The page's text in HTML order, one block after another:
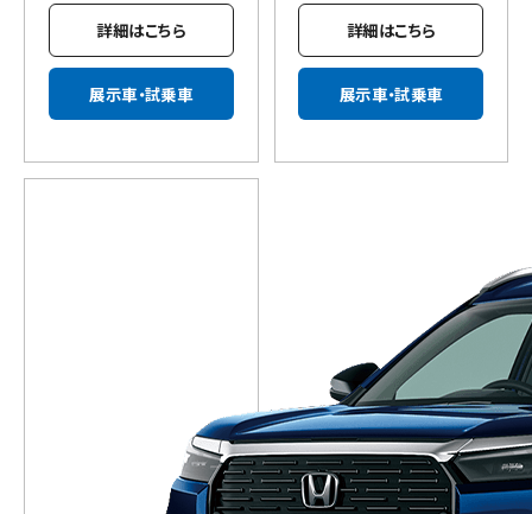
詳細はこちら
展示車・試乗車
詳細はこちら
展示車・試乗車